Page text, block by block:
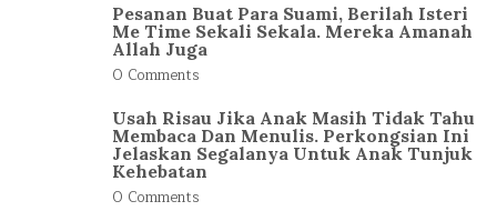
Pesanan Buat Para Suami, Berilah Isteri
Me Time Sekali Sekala. Mereka Amanah
Allah Juga
0 Comments
Usah Risau Jika Anak Masih Tidak Tahu
Membaca Dan Menulis. Perkongsian Ini
Jelaskan Segalanya Untuk Anak Tunjuk
Kehebatan
0 Comments